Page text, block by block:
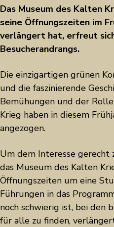
Das Museum des Kalten
seine Öffnungszeiten im
verlängert hat, erfreut
Besucherandrangs.
Die einzigartigen grünen
und die faszinierende
Bemühungen und der
Krieg haben in diesem
angezogen.
Um dem Interesse
das Museum des Kalten
Öffnungszeiten um eine
Führungen in das
noch schwierig ist, bei den
für alle zu finden,